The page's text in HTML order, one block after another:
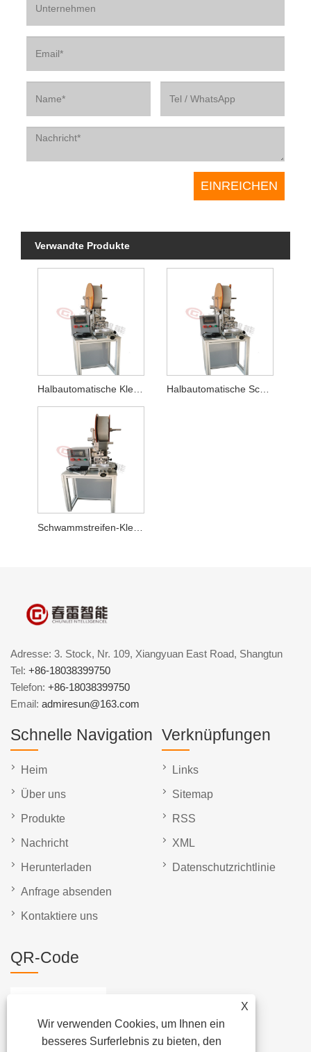
Verwandte Produkte
Halbautomatische Klebemaschine für flache Gesichtsmasken-Schwammstreifen
Schwammstreifen-Klebemaschine für halbautomatische Masken
X
Wir verwenden Cookies, um Ihnen ein
besseres Surferlebnis zu bieten, den
Adresse: 3. Stock, Nr. 109, Xiangyuan East Road, Shangtun
Tel: +86-18038399750
Telefon: +86-18038399750
Email: admiresun@163.com
Schnelle Navigation
Heim
Über uns
Produkte
Nachricht
Herunterladen
Anfrage absenden
Kontaktiere uns
Verknüpfungen
Links
Sitemap
RSS
XML
Datenschutzrichtlinie
QR-Code